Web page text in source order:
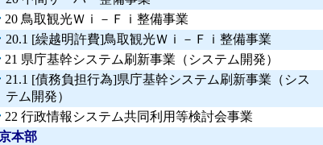
20 鳥取観光Ｗｉ－Ｆｉ整備事業
20.1 [繰越明許費]鳥取観光Ｗｉ－Ｆｉ整備事業
21 県庁基幹システム刷新事業（システム開発）
21.1 [債務負担行為]県庁基幹システム刷新事業（シス
テム開発）
22 行政情報システム共同利用等検討会事業
本部